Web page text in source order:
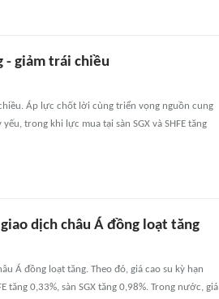
- giảm trái chiều
Áp lực chốt lời cùng triển vọng nguồn cung
trong khi lực mua tại sàn SGX và SHFE tăng
dịch châu Á đồng loạt tăng
Á đồng loạt tăng. Theo đó, giá cao su kỳ hạn
tăng 0,33%, sàn SGX tăng 0,98%. Trong nước, giá